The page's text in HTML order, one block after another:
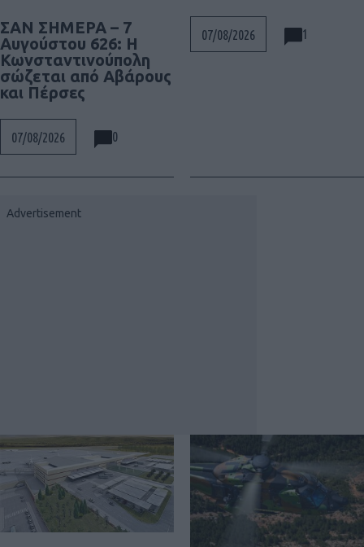
ΣΑΝ ΣΗΜΕΡΑ – 7
Αυγούστου 626: Η
Κωνσταντινούπολη
σώζεται από Αβάρους
και Πέρσες
07/08/2026 0
07/08/2026 1